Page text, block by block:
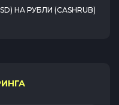
НА РУБЛИ (CASHRUB)